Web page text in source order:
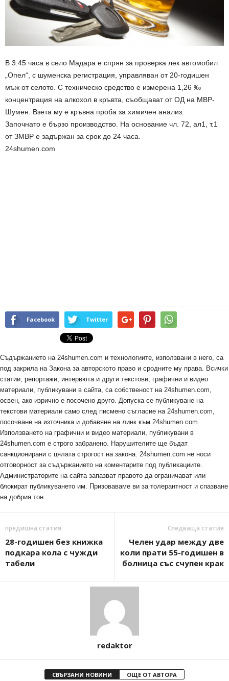
В 3.45 часа в село Мадара е спрян за проверка лек автомобил
„Опел“, с шуменска регистрация, управляван от 20-годишен
мъж от селото. С техническо средство е измерена 1,26 ‰
концентрация на алкохол в кръвта, съобщават от ОД на МВР-
Шумен. Взета му е кръвна проба за химичен анализ.
Започнато е бързо производство. На основание чл. 72, ал1, т.1
от ЗМВР е задържан за срок до 24 часа.
24shumen.com
Facebook Twitter
Съдържанието на 24shumen.com и технологиите, използвани в него, са
под закрила на Закона за авторското право и сродните му права. Всички
статии, репортажи, интервюта и други текстови, графични и видео
материали, публикувани в сайта, са собственост на 24shumen.com,
освен, ако изрично е посочено друго. Допуска се публикуване на
текстови материали само след писмено съгласие на 24shumen.com,
посочване на източника и добавяне на линк към 24shumen.com.
Използването на графични и видео материали, публикувани в
24shumen.com е строго забранено. Нарушителите ще бъдат
санкционирани с цялата строгост на закона. 24shumen.com не носи
отговорност за съдържанието на коментарите под публикациите.
Администраторите на сайта запазват правото да ограничават или
блокират публикуването им. Призоваваме ви за толерантност и спазване
на добрия тон.
предишна статия
28-годишен без книжка
подкара кола с чужди
табели
Следваща статия
Челен удар между две
коли прати 55-годишен в
болница със счупен крак
redaktor
СВЪРЗАНИ НОВИНИ ОЩЕ ОТ АВТОРА